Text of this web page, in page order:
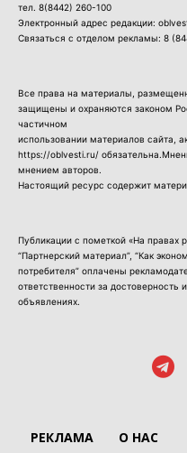
тел. 8(8442) 260-100
Электронный адрес редакции:
Связаться с отделом рекламы: 8
Все права на материалы,
защищены и охраняются законом
частичном
использовании материалов сайта,
https://oblvesti.ru/
мнением авторов.
Настоящий ресурс содержит
Публикации с пометкой «На правах
“Партнерский материал”, “Как
потребителя” оплачены
ответственности за
объявлениях.
РЕКЛАМА О НАС